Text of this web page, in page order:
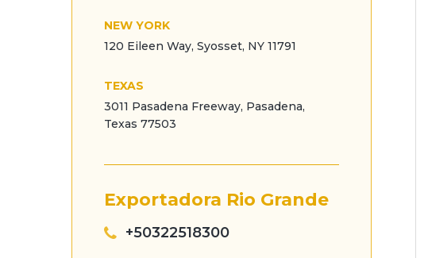
NEW YORK
120 Eileen Way, Syosset, NY 11791
TEXAS
3011 Pasadena Freeway, Pasadena,
Texas 77503
Exportadora Rio Grande
+50322518300